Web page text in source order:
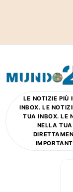
LE NOTIZIE PIÙ
INBOX. LE
TUA INBOX. LE
NELLA